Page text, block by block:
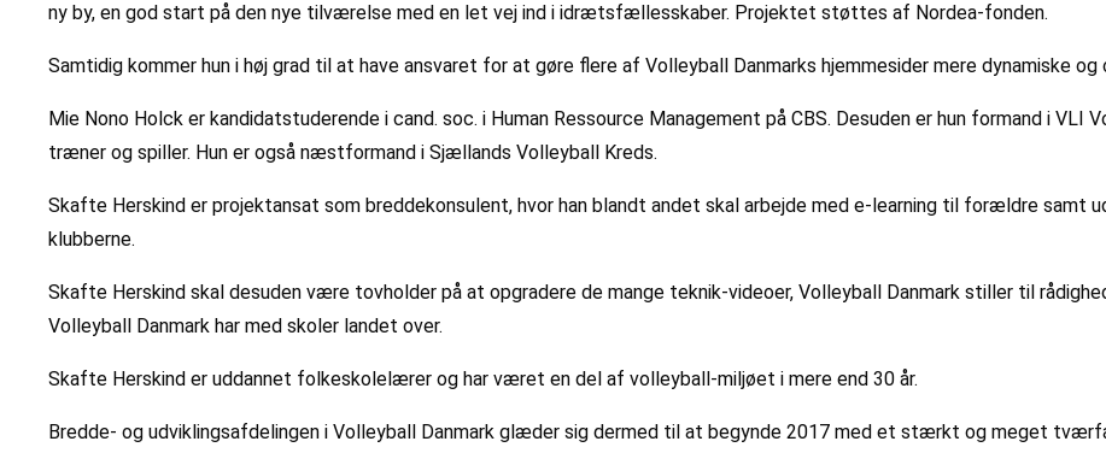
ny by, en god start på den nye tilværelse med en let vej ind i idrætsfællesskaber. Projektet støttes af Nordea-fonden.
Samtidig kommer hun i høj grad til at have ansvaret for at gøre flere af Volleyball Danmarks hjemmesider mere dynamiske
Mie Nono Holck er kandidatstuderende i cand. soc. i Human Ressource Management på CBS. Desuden er hun formand i VLI
træner og spiller. Hun er også næstformand i Sjællands Volleyball Kreds.
Skafte Herskind er projektansat som breddekonsulent, hvor han blandt andet skal arbejde med e-learning til forældre samt
klubberne.
Skafte Herskind skal desuden være tovholder på at opgradere de mange teknik-videoer, Volleyball Danmark stiller til
Volleyball Danmark har med skoler landet over.
Skafte Herskind er uddannet folkeskolelærer og har været en del af volleyball-miljøet i mere end 30 år.
Bredde- og udviklingsafdelingen i Volleyball Danmark glæder sig dermed til at begynde 2017 med et stærkt og meget